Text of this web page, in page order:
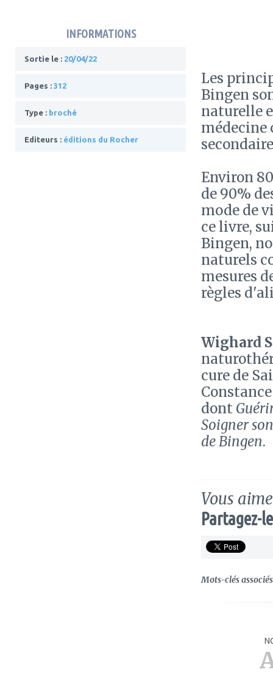
INFORMATIONS
Sortie le : 20/04/22
Pages : 312
Type : broché
Editeurs : éditions du Rocher
Les
Bingen
naturelle
médecine
Environ
de 90%
mode de
ce livre,
Bingen,
naturels
mesures
règles
Wighard
cure de
dont
Soigner
de Bingen.
Vous
Partagez-
Mots-clés